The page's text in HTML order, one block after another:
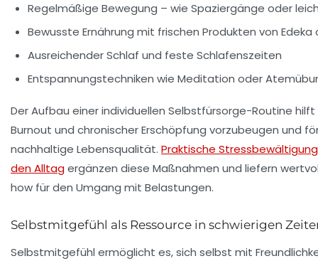
Regelmäßige Bewegung – wie Spaziergänge oder
Bewusste Ernährung mit frischen Produkten von Edeka
Ausreichender Schlaf und feste Schlafenszeiten
Entspannungstechniken wie Meditation oder
Der Aufbau einer individuellen Selbstfürsorge-Routine
Burnout und chronischer Erschöpfung vorzubeugen und
nachhaltige Lebensqualität. Praktische
den Alltagergänzen diese Maßnahmen und liefern
how für den Umgang mit Belastungen.
Selbstmitgefühl als Ressource in schwierigen
Selbstmitgefühl ermöglicht es, sich selbst mit